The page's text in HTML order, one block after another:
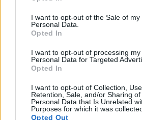
I want to opt-out of the Sale of my
Personal Data.
Opted In
I want to opt-out of processing my
Personal Data for Targeted
Opted In
I want to opt-out of Collection, Use,
Retention, Sale, and/or Sharing of
Personal Data that Is Unrelated
Purposes for which it was
Opted Out
Κωδικός προϊόντος:
ΜΑΚΙΓΙΑΖ, Μάτια - Eyes